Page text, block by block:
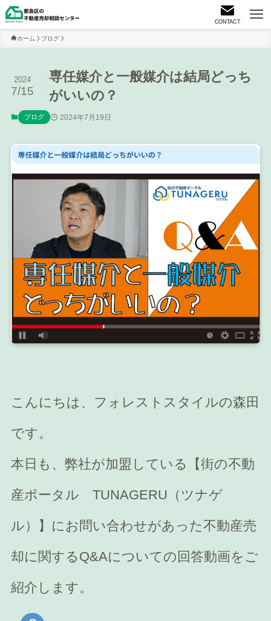
CONTACT
ホーム ブログ
専任媒介と一般媒介は結局どっち
がいいの？
2024
7/15
ブログ 2024年7月19日
こんにちは、フォレストスタイルの森田
です。
本日も、弊社が加盟している【街の不動
産ポータル TUNAGERU（ツナゲ
ル）】にお問い合わせがあった不動産売
却に関するQ&Aについての回答動画をご
紹介します。